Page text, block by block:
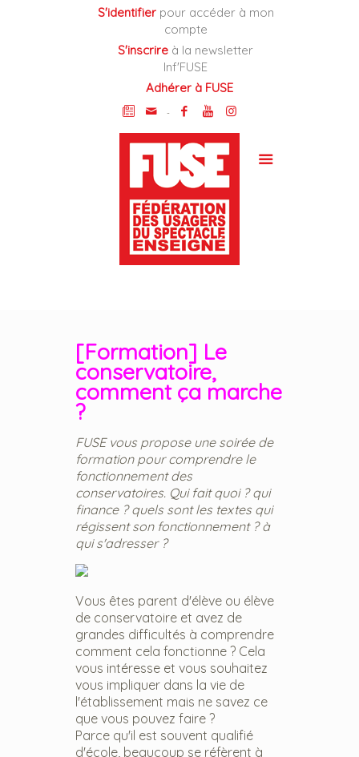
S'identifierpour accéder à mon
compte
S'inscrire à la newsletter
Inf'FUSE
Adhérer à FUSE
-
[Formation] Le
conservatoire,
comment ça marche
?
FUSE vous propose une soirée de
formation pour comprendre le
fonctionnement des
conservatoires. Qui fait quoi ? qui
finance ? quels sont les textes qui
régissent son fonctionnement ? à
qui s'adresser ?
Vous êtes parent d'élève ou élève
de conservatoire et avez de
grandes difficultés à comprendre
comment cela fonctionne ? Cela
vous intéresse et vous souhaitez
vous impliquer dans la vie de
l'établissement mais ne savez ce
que vous pouvez faire ?
Parce qu'il est souvent qualifié
d'école, beaucoup se réfèrent à
Cookies management panel